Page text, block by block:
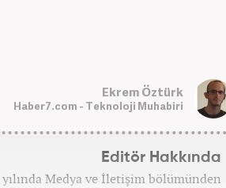
Ekrem Öztürk
Haber7.com - Teknoloji Muhabiri
Editör Hakkında
Medya ve İletişim bölümünden